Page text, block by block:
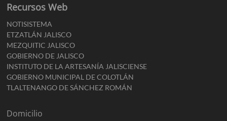
Recursos Web
NOTISISTEMA
ETZATLÁN JALISCO
MEZQUITIC JALISCO
GOBIERNO DE JALISCO
INSTITUTO DE LA ARTESANÍA JALISCIENSE
GOBIERNO MUNICIPAL DE COLOTLÁN
TLALTENANGO DE SÁNCHEZ ROMÁN
Domicilio